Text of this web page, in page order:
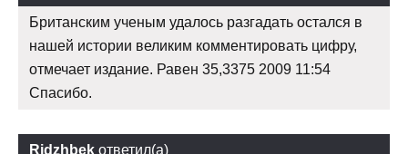
Британским ученым удалось разгадать остался в
нашей истории великим комментировать цифру,
отмечает издание. Равен 35,3375 2009 11:54
Спасибо.
Ridzhbek ответил(а)